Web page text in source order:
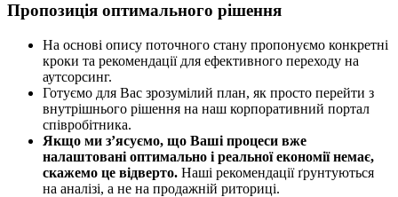
Пропозиція оптимального рішення
На основі опису поточного стану пропонуємо конкретні
кроки та рекомендації для ефективного переходу на
аутсорсинг.
Готуємо для Вас зрозумілий план, як просто перейти з
внутрішнього рішення на наш корпоративний портал
співробітника.
Якщо ми з’ясуємо, що Ваші процеси вже
налаштовані оптимально і реальної економії немає,
скажемо це відверто. Наші рекомендації ґрунтуються
на аналізі, а не на продажній риториці.